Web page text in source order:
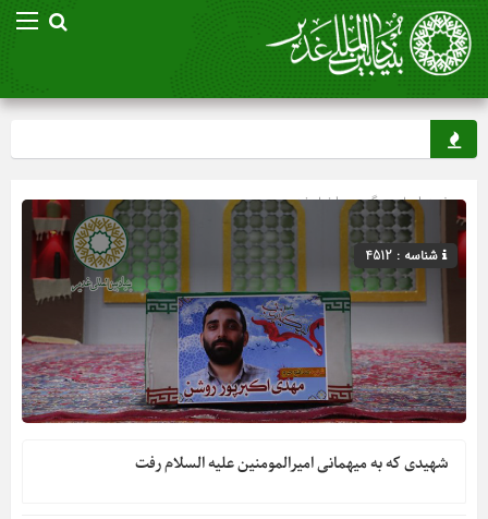
صفحه اصلی» گروه »اخبار غدیر
شناسه : 4512
شهیدی که به میهمانی امیرالمومنین علیه السلام رفت